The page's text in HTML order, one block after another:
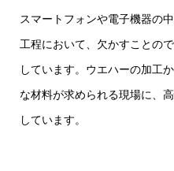
スマートフォンや電子機器の
工程において、欠かすことの
しています。ウエハーの加工
な材料が求められる現場に、
しています。